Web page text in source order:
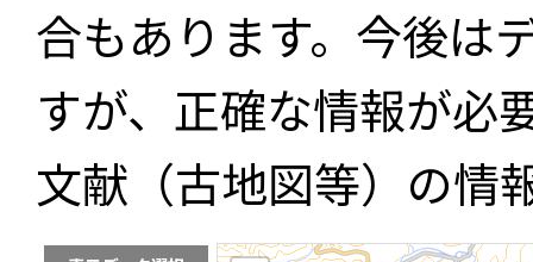
合もあります。今後は
すが、正確な情報が必
文献（古地図等）の情